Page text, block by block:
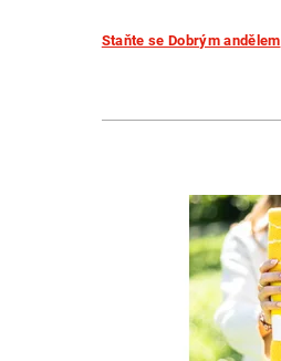
Staňte se Dobrým andělem